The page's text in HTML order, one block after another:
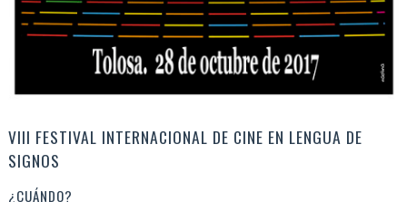
VIII FESTIVAL INTERNACIONAL DE CINE EN LENGUA DE
SIGNOS
¿CUÁNDO?